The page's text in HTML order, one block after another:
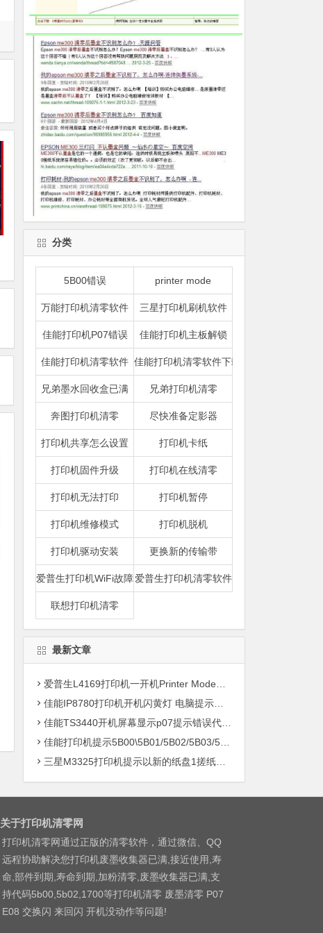
分类
5B00错误 printer mode
万能打印机清零软件 三星打印机刷机软件
佳能打印机P07错误 佳能打印机主板解锁
佳能打印机清零软件 佳能打印机清零软件下载
兄弟墨水回收盒已满 兄弟打印机清零
奔图打印机清零 尽快准备定影器
打印机共享怎么设置 打印机卡纸
打印机固件升级 打印机在线清零
打印机无法打印 打印机暂停
打印机维修模式 打印机脱机
打印机驱动安装 更换新的传输带
爱普生打印机WiFi故障爱普生打印机清零软件
联想打印机清零
最新文章
爱普生L4169打印机一开机Printer Mode故障主板维修
佳能IP8780打印机开机闪黄灯 电脑提示错误5B00快速解决方案清零
佳能TS3440开机屏幕显示p07提示错误代码5B00快速解决方案 清零
佳能打印机提示5B00\5B01/5B02/5B03/5B04/5B11/5B12/5B13/5B14/1700/1702/1703/1704
三星M3325打印机提示以新的纸盘1搓纸轮进行更换
关于打印机清零网
打印机清零网通过正版的清零软件，通过微信、QQ
远程协助解决您打印机废墨收集器已满,接近使用,寿
命,部件到期,寿命到期,加粉清零,废墨收集器已满,支
持代码5b00,5b02,1700等打印机清零 废墨清零 P07
E08 交换闪 来回闪 开机没动作等问题!